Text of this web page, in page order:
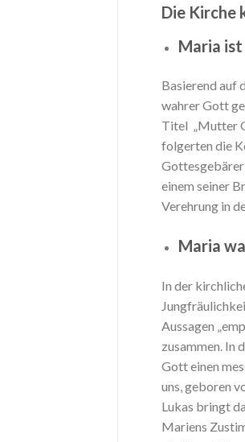
Die Kirche
Maria
Basierend auf
wahrer Gott
Titel „Mutter
folgerten die
einem seiner
Verehrung in
Maria
In der
Aussagen
zusammen. In
Gott einen
uns, geboren
Lukas bringt
Mariens